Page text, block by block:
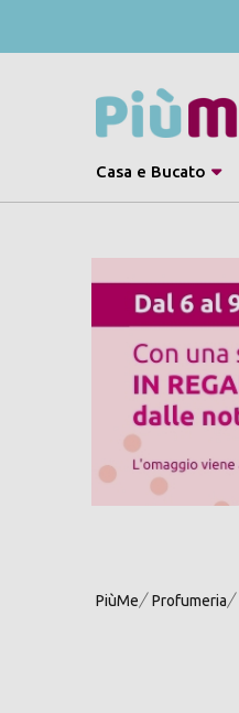
Casa e Bucato
PiùMe Profumeria